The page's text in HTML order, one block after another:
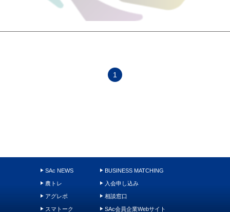
1
SAc NEWS
農トレ
アグレポ
スマトーク
BUSINESS MATCHING
入会申し込み
相談窓口
SAc会員企業Webサイト